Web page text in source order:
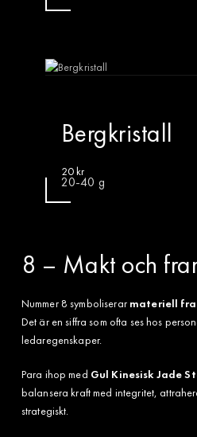
Bergkristall
20kr
20-40 g
8 – Makt och
Nummer 8 symboliserar materiell
Det är en siffra som ofta ses hos
ledaregenskaper.
Para ihop med Gul Kinesisk Jade
balansera kraft med integritet,
strategiskt.